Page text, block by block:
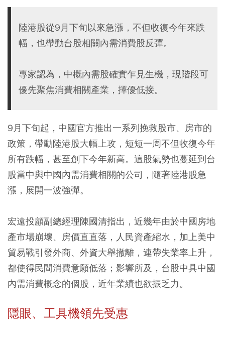
陸港股從9月下旬以來急漲，不但收復今年來跌
幅，也帶動台股相關內需消費股反彈。
專家認為，中概內需股確實乍見生機，現階段可
優先聚焦消費相關產業，擇優低接。
9月下旬起，中國官方推出一系列挽救股市、房市的
政策，帶動陸港股大幅上攻，短短一周不但收復今年
所有跌幅，甚至創下今年新高。這股氣勢也蔓延到台
股當中與中國內需消費相關的公司，隨著陸港股急
漲，展開一波強彈。
宏遠投顧副總經理陳國清指出，近幾年由於中國房地
產市場崩壞、房價直直落，人民資產縮水，加上美中
貿易戰引發外商、外資大舉撤離，連帶失業率上升，
都使得民間消費意願低落；影響所及，台股中具中國
內需消費概念的個股，近年業績也欲振乏力。
隱眼、工具機領先受惠